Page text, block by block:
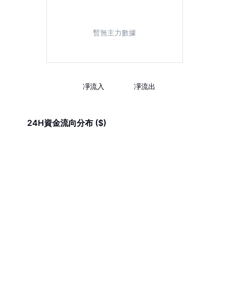
凈流入 凈流出
暫無主力數據
24H資金流向分布 ($)